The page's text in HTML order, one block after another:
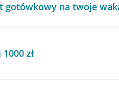
gotówkowy na twoje
zł